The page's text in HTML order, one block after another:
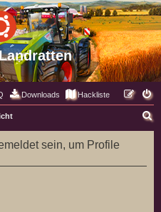
Downloads Hackliste
u
sein, um Profile